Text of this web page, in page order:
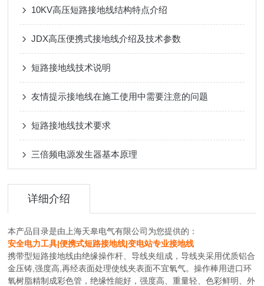
10KV高压短路接地线结构特点介绍
JDX高压便携式接地线介绍及技术参数
短路接地线技术说明
友情提示接地线在施工使用中需要注意的问题
短路接地线技术要求
三倍频电源发生器基本原理
详细介绍
本产品目录是由上海天皋电气有限公司为您提供的：
安全电力工具|便携式短路接地线|变电站专业接地线
携带型短路接地线由绝缘操作杆、导线夹组成，导线夹采用优质铝合
金压铸,强度高,再经表面处理使线夹表面不宜氧气。操作棒用进口环
氧树脂精制成彩色管，绝缘性能好，强度高、重量轻、色彩鲜明、外